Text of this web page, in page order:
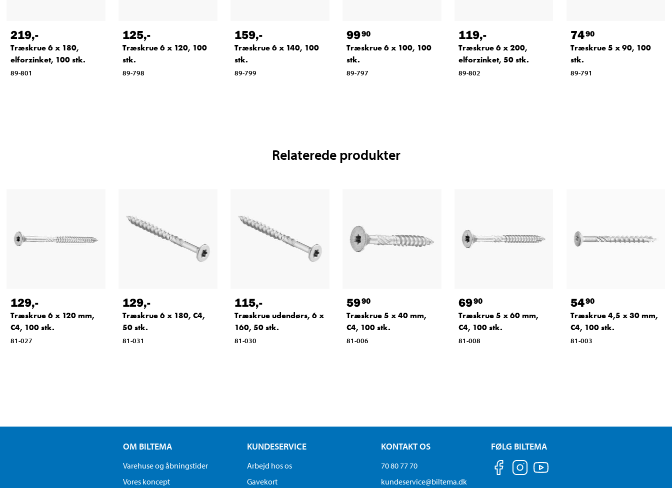
219,-
Træskrue 6 x 180,
elforzinket, 100 stk.
89-801
125,-
Træskrue 6 x 120, 100
stk.
89-798
159,-
Træskrue 6 x 140, 100
stk.
89-799
9990
Træskrue 6 x 100, 100
stk.
89-797
119,-
Træskrue 6 x 200,
elforzinket, 50 stk.
89-802
7490
Træskrue 5 x 90, 100
stk.
89-791
Relaterede produkter
129,-
Træskrue 6 x 120 mm,
C4, 100 stk.
81-027
129,-
Træskrue 6 x 180, C4,
50 stk.
81-031
115,-
Træskrue udendørs, 6 x
160, 50 stk.
81-030
5990
Træskrue 5 x 40 mm,
C4, 100 stk.
81-006
6990
Træskrue 5 x 60 mm,
C4, 100 stk.
81-008
5490
Træskrue 4,5 x 30 mm,
C4, 100 stk.
81-003
OM BILTEMA
Varehuse og åbningstider
Vores koncept
KUNDESERVICE
Arbejd hos os
Gavekort
KONTAKT OS
70 80 77 70
kundeservice@biltema.dk
FØLG BILTEMA